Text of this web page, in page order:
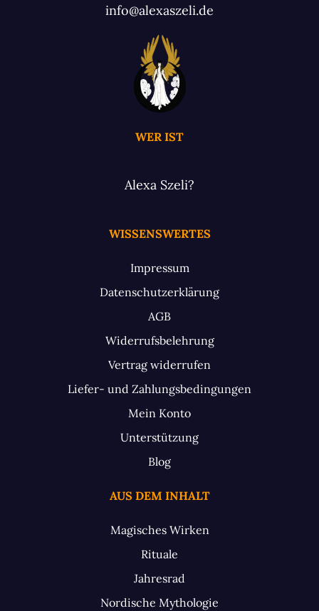
info@alexaszeli.de
WER IST
Alexa Szeli?
WISSENSWERTES
Impressum
Datenschutzerklärung
AGB
Widerrufsbelehrung
Vertrag widerrufen
Liefer- und Zahlungsbedingungen
Mein Konto
Unterstützung
Blog
AUS DEM INHALT
Magisches Wirken
Rituale
Jahresrad
Nordische Mythologie